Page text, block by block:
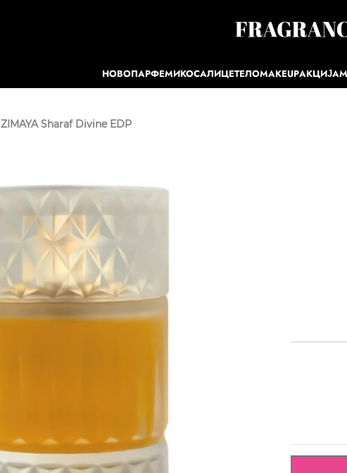
НОВОПАРФЕМИКОСАЛИЦЕТЕЛОMAKEUPАКЦИЈА
ZIMAYA Sharaf Divine EDP